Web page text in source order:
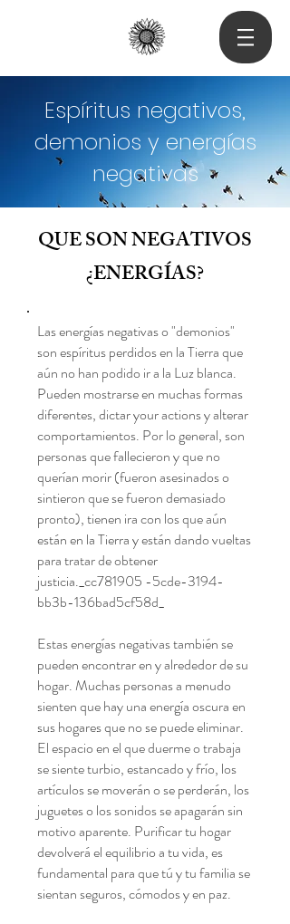
Espíritus negativos,
demonios y energías
negativas
QUE SON NEGATIVOS
¿ENERGÍAS?
Las energías negativas o "demonios"
son espíritus perdidos en la Tierra que
aún no han podido ir a la Luz blanca.
Pueden mostrarse en muchas formas
diferentes, dictar your actions y alterar
comportamientos. Por lo general, son
personas que fallecieron y que no
querían morir (fueron asesinados o
sintieron que se fueron demasiado
pronto), tienen ira con los que aún
están en la Tierra y están dando vueltas
para tratar de obtener
justicia._cc781905 -5cde-3194-
bb3b-136bad5cf58d_
Estas energías negativas también se
pueden encontrar en y alrededor de su
hogar. Muchas personas a menudo
sienten que hay una energía oscura en
sus hogares que no se puede eliminar.
El espacio en el que duerme o trabaja
se siente turbio, estancado y frío, los
artículos se moverán o se perderán, los
juguetes o los sonidos se apagarán sin
motivo aparente. Purificar tu hogar
devolverá el equilibrio a tu vida, es
fundamental para que tú y tu familia se
sientan seguros, cómodos y en paz.